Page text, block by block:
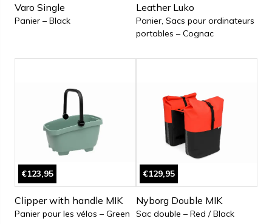
Varo Single
Panier – Black
Leather Luko
Panier, Sacs pour ordinateurs
portables – Cognac
€123,95
Clipper with handle MIK
Panier pour les vélos – Green
€129,95
Nyborg Double MIK
Sac double – Red / Black